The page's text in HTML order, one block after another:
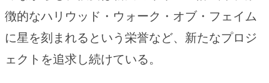
徴的なハリウッド・ウォーク・オブ・フェイム
に星を刻まれるという栄誉など、新たなプロジ
ェクトを追求し続けている。